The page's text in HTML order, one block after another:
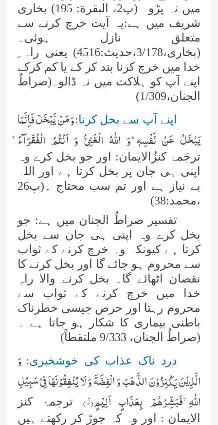
میں نہ پڑو۔ (پ2، البقرة: 195) بخاری
شریف میں ہے:یہ آیت خرچ کرنے سے
متعلق نازل ہوئی۔
(بخاری،3/178،حدیث:4516) یعنی راہ ِ
خدا میں خرچ کرنا بند کر کے یا کم کرکے
اپنے آپ کو ہلاکت میں نہ ڈالو۔(صراطُ
الجنان،1/309)
اپنے آپ سے بخل کرنا:وَ مَنْ یَّبْخَلْ فَاِنَّمَا
یَبْخَلُ عَنْ نَّفْسِهٖؕ-وَ اللّٰهُ الْغَنِیُّ وَ اَنْتُمُ الْفُقَرَآءُۚ
ترجَمۂ کنزُالایمان: اور جو بخل کرے وہ
اپنی ہی جان پر بخل کرتا ہے اور اللہ
بے نیاز ہے اور تم سب محتاج ۔(پ26
،محمد:38)
تفسیر صراطُ الجنان میں ہے: جو
بخل کرے وہ اپنی ہی جان سے بخل
کرتا ہے کیونکہ وہ خرچ کرنے کے ثواب
سے محروم ہو جائے گا اور بخل کرنے کا
نقصان اٹھائے گا۔ بخل کرنے والا راہِ
خدا میں خرچ کرنے کے ثواب سے
محروم رہتا اور حرص جیسی خطرناک
باطنی بیماری کا شکار ہو جاتا ہے ۔
(صراطُ الجنان، 9/333 ملتقطاً)
درد ناک عذاب کی خوشخبری: وَ
الَّذِیْنَ یَكْنِزُوْنَ الذَّهَبَ وَ الْفِضَّةَ وَ لَا یُنْفِقُوْنَهَا فِیْ سَبِیْلِ
اللّٰهِۙ-فَبَشِّرْهُمْ بِعَذَابٍ اَلِیْمٍۙ(۳۴) ترجمۂ کنز
الایمان : اور وہ کہ جوڑ کر رکھتے ہیں